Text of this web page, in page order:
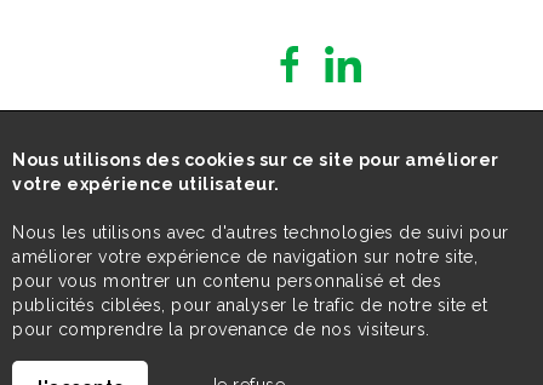
Nous utilisons des cookies sur ce site pour améliorer
votre expérience utilisateur.
Nous les utilisons avec d'autres technologies de suivi pour
améliorer votre expérience de navigation sur notre site,
pour vous montrer un contenu personnalisé et des
publicités ciblées, pour analyser le trafic de notre site et
pour comprendre la provenance de nos visiteurs.